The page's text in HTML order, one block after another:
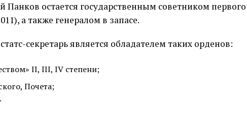
остается государственным советником первого
а также генералом в запасе.
секретарь является обладателем таких орденов:
II, III, IV степени;
Почета;